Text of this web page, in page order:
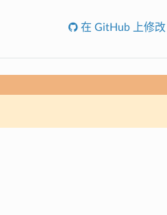
在 GitHub 上修改